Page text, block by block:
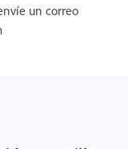
un correo